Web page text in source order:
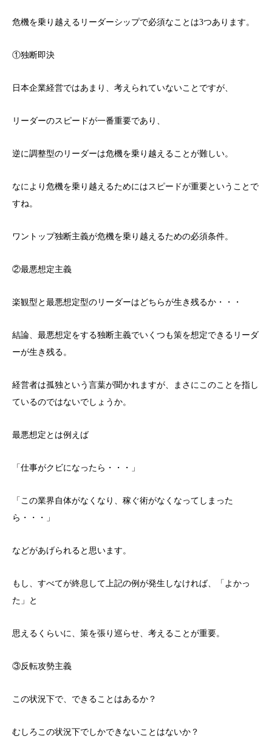
危機を乗り越えるリーダーシップで必須なことは3つあります。
①独断即決
日本企業経営ではあまり、考えられていないことですが、
リーダーのスピードが一番重要であり、
逆に調整型のリーダーは危機を乗り越えることが難しい。
なにより危機を乗り越えるためにはスピードが重要ということで
すね。
ワントップ独断主義が危機を乗り越えるための必須条件。
②最悪想定主義
楽観型と最悪想定型のリーダーはどちらが生き残るか・・・
結論、最悪想定をする独断主義でいくつも策を想定できるリーダ
ーが生き残る。
経営者は孤独という言葉が聞かれますが、まさにこのことを指し
ているのではないでしょうか。
最悪想定とは例えば
「仕事がクビになったら・・・」
「この業界自体がなくなり、稼ぐ術がなくなってしまった
ら・・・」
などがあげられると思います。
もし、すべてが終息して上記の例が発生しなければ、「よかっ
た」と
思えるくらいに、策を張り巡らせ、考えることが重要。
③反転攻勢主義
この状況下で、できることはあるか？
むしろこの状況下でしかできないことはないか？